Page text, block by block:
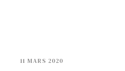
11 MARS 2020